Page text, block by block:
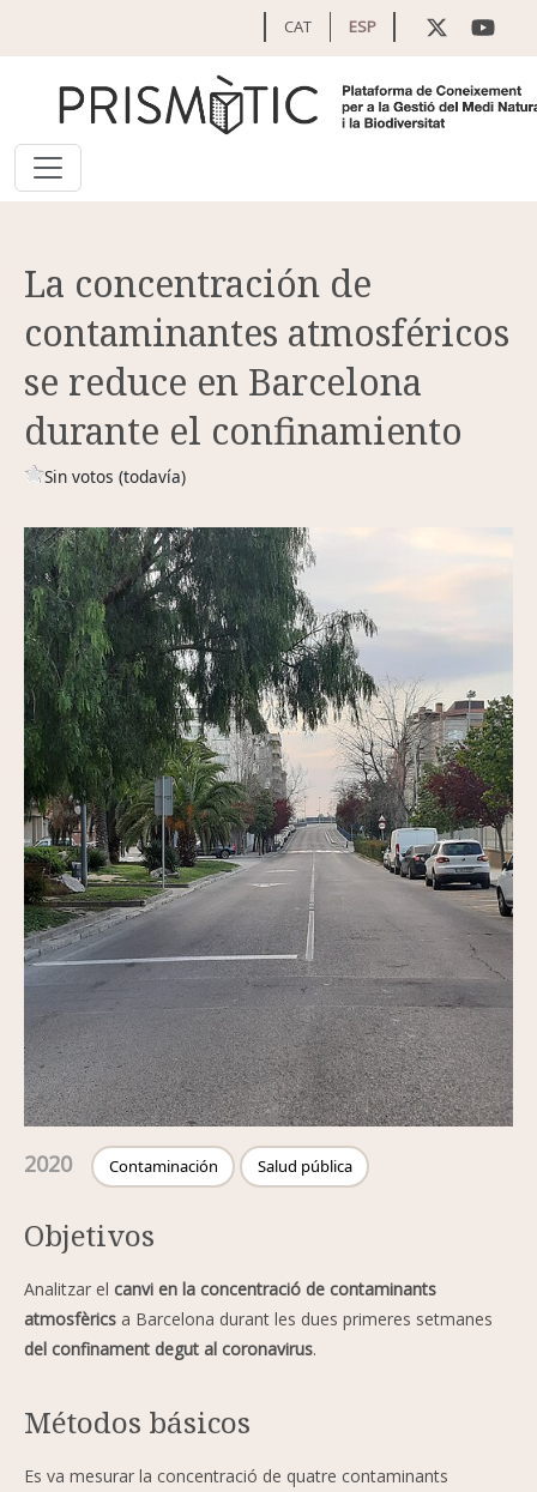
CAT ESP
La concentración de
contaminantes atmosféricos
se reduce en Barcelona
durante el confinamiento
Sin votos (todavía)
2020 Contaminación Salud pública
Objetivos
Analitzar el canvi en la concentració de contaminants
atmosfèrics a Barcelona durant les dues primeres setmanes
del confinament degut al coronavirus.
Métodos básicos
Es va mesurar la concentració de quatre contaminants